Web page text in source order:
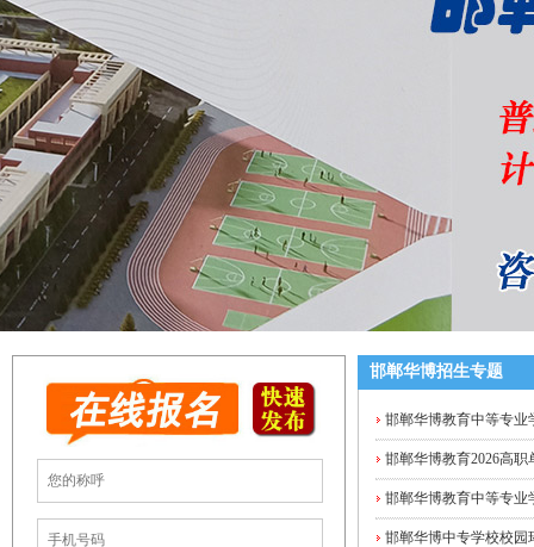
邯郸华博招生专题
邯郸华博教育中等专业
邯郸华博教育2026高
邯郸华博教育中等专
邯郸华博中专学校校园